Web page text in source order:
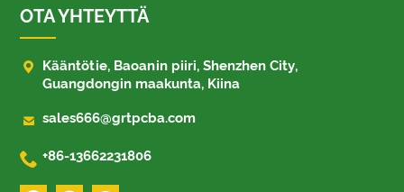
OTA YHTEYTTÄ

Kääntötie, Baoanin piiri, Shenzhen City,
Guangdongin maakunta, Kiina
 sales666@grtpcba.com
 +86-13662231806